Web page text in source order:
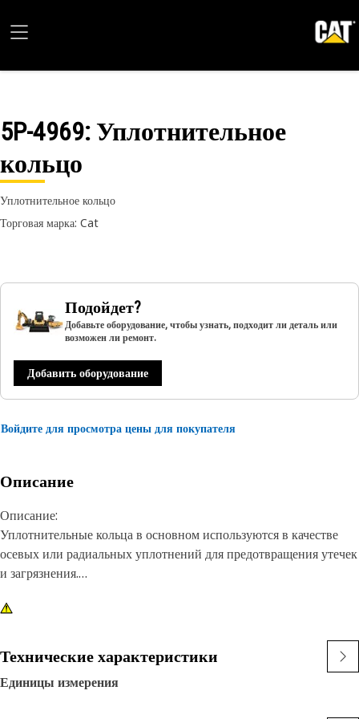
5P-4969: Уплотнительное
кольцо
Уплотнительное кольцо
Торговая марка: Cat
Подойдет?
Добавьте оборудование, чтобы узнать, подходит ли деталь или
возможен ли ремонт.
Добавить оборудование
Войдите для просмотра цены для покупателя
Описание
Описание:
Уплотнительные кольца в основном используются в качестве
осевых или радиальных уплотнений для предотвращения утечек
и загрязнения.
Характеристики.
совместимых с жидкостями, температурами и давлениями,
применяемыми в двигателях и машинах Cat®. Материалы
имеют высокую стойкость к износу и деформации и
Технические характеристики
Единицы измерения